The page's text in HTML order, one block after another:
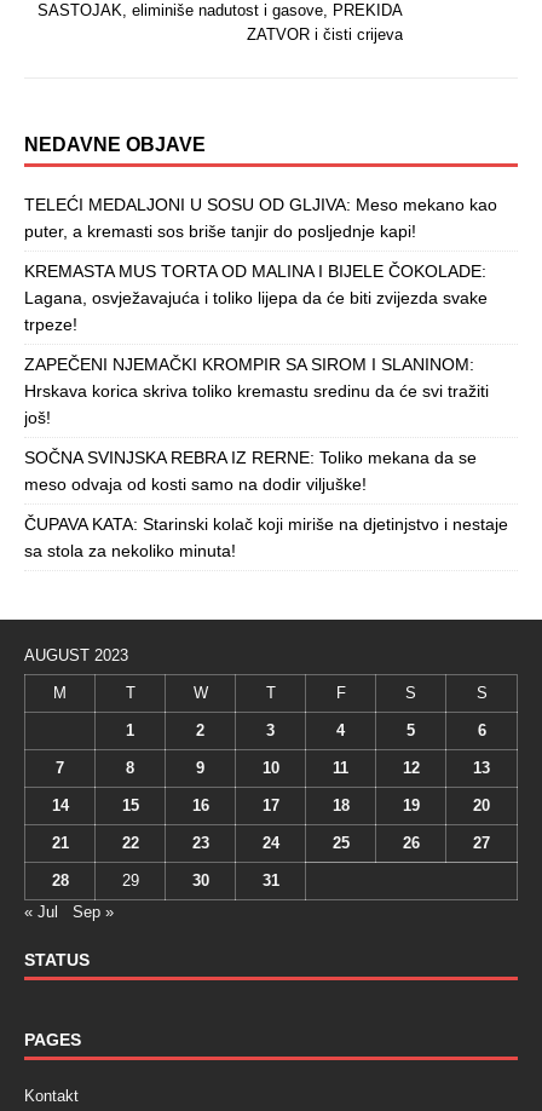
SASTOJAK, eliminiše nadutost i gasove, PREKIDA
ZATVOR i čisti crijeva
NEDAVNE OBJAVE
TELEĆI MEDALJONI U SOSU OD GLJIVA: Meso mekano kao
puter, a kremasti sos briše tanjir do posljednje kapi!
KREMASTA MUS TORTA OD MALINA I BIJELE ČOKOLADE:
Lagana, osvježavajuća i toliko lijepa da će biti zvijezda svake
trpeze!
ZAPEČENI NJEMAČKI KROMPIR SA SIROM I SLANINOM:
Hrskava korica skriva toliko kremastu sredinu da će svi tražiti
još!
SOČNA SVINJSKA REBRA IZ RERNE: Toliko mekana da se
meso odvaja od kosti samo na dodir viljuške!
ČUPAVA KATA: Starinski kolač koji miriše na djetinjstvo i nestaje
sa stola za nekoliko minuta!
AUGUST 2023
M T W T F S S
1 2 3 4 5 6
7 8 9 10 11 12 13
14 15 16 17 18 19 20
21 22 23 24 25 26 27
28 29 30
31
« Jul
Sep »
STATUS
PAGES
Kontakt